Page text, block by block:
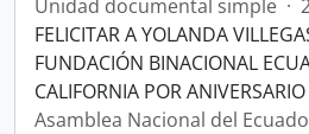
Unidad documental simple ·
FELICITAR A YOLANDA
FUNDACIÓN BINACIONAL
CALIFORNIA POR
Asamblea Nacional del